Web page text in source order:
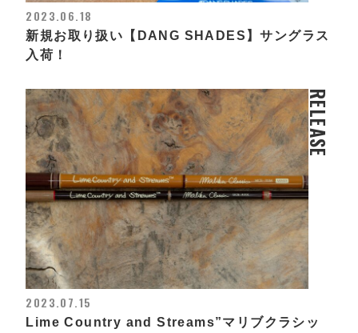
2023.06.18
新規お取り扱い【DANG SHADES】サングラス
入荷！
RELEASE
2023.07.15
Lime Country and Streams”マリブクラシッ